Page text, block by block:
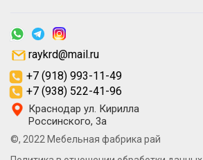
©, 2022 Мебельная фабрика рай
Краснодар ул. Кирилла
Россинского, 3а
+7 (918) 993-11-49
+7 (938) 522-41-96
raykrd@mail.ru